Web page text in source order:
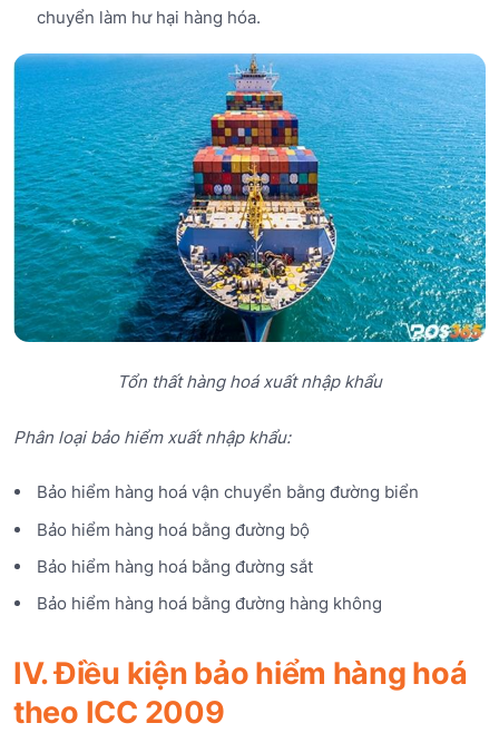
chuyển làm hư hại hàng hóa.
Tổn thất hàng hoá xuất nhập khẩu
Phân loại bảo hiểm xuất nhập khẩu:
Bảo hiểm hàng hoá vận chuyển bằng đường biển
Bảo hiểm hàng hoá bằng đường bộ
Bảo hiểm hàng hoá bằng đường sắt
Bảo hiểm hàng hoá bằng đường hàng không
IV. Điều kiện bảo hiểm hàng hoá
theo ICC 2009